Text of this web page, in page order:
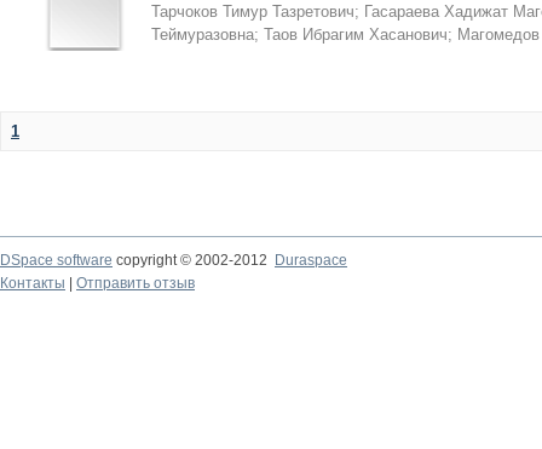
Тарчоков Тимур Тазретович; Гасараева Хадижат
Теймуразовна; Таов Ибрагим Хасанович;
1
DSpace software copyright © 2002-2012
Duraspace
Контакты
Отправить отзыв